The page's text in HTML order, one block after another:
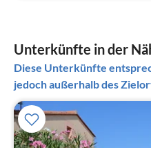
Unterkünfte in der
Diese Unterkünfte
jedoch außerhalb des